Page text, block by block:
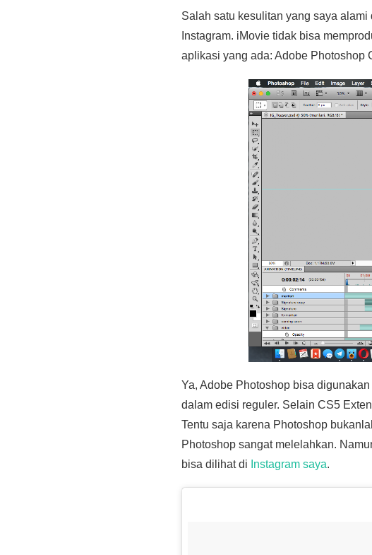
Salah satu kesulitan yang saya
Instagram. iMovie tidak bisa
aplikasi yang ada: Adobe Photoshop
Ya, Adobe Photoshop bisa
dalam edisi reguler. Selain CS5
Tentu saja karena Photoshop
Photoshop sangat melelahkan.
bisa dilihat di Instagram saya.